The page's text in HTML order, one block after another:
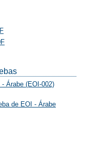
Árabe (EOI-002)
de EOI - Árabe